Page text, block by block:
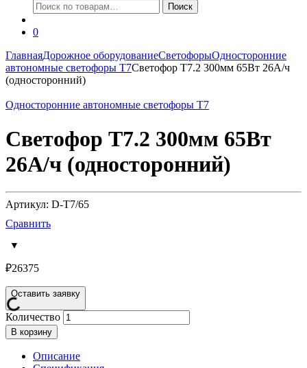
Искать:
Поиск
0
ГлавнаяДорожное оборудованиеСветофорыОдносторонние
автономные светофоры Т7Светофор Т7.2 300мм 65Вт 26А/ч
(односторонний)
Односторонние автономные светофоры Т7
Светофор Т7.2 300мм 65Вт
26А/ч (односторонний)
Артикул: D-T7/65
Сравнить
₽26375
Оставить заявку
Количество
В корзину
Описание